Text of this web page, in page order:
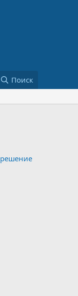
Поиск
решение